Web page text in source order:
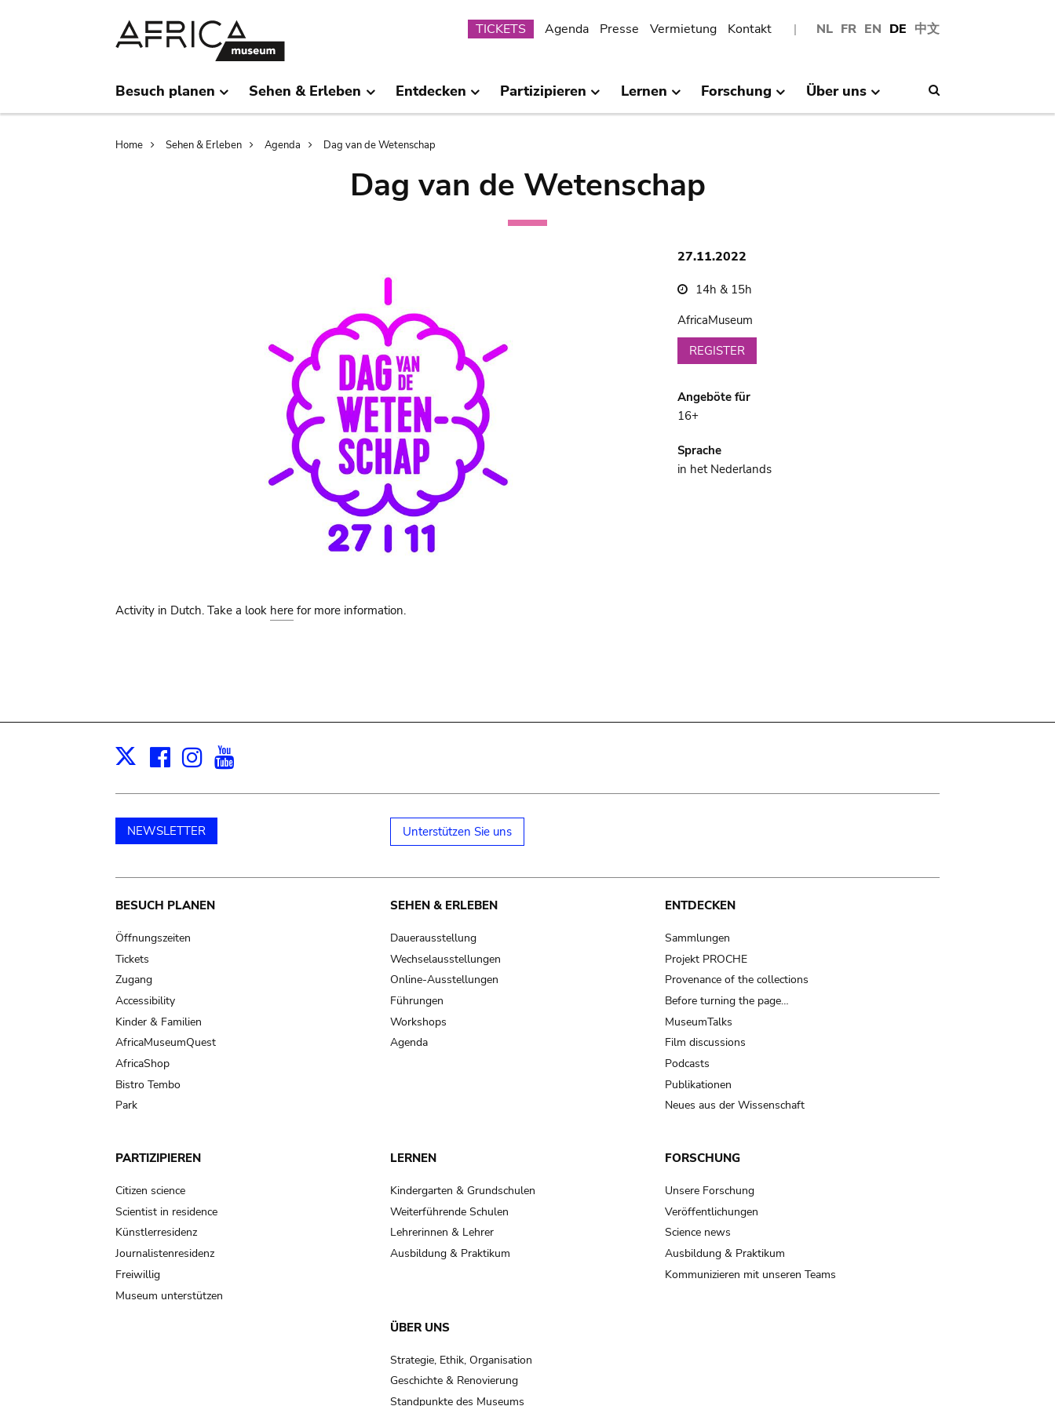
NL FR EN DE 中文
Submenu
TICKETS Agenda Presse Vermietung Kontakt
Besuch planen Sehen & Erleben Entdecken Partizipieren Lernen Forschung Über uns
Breadcrumb
Home Sehen & Erleben Agenda Dag van de Wetenschap
Dag van de Wetenschap
Activity in Dutch. Take a look here for more information.
27.11.2022
14h & 15h
AfricaMuseum
REGISTER
Angeböte für
16+
Sprache
in het Nederlands
X Facebook
Instagram
NEWSLETTER Unterstützen Sie uns
Main
navigation
BESUCH PLANEN
Öffnungszeiten
Tickets
Zugang
Accessibility
Kinder & Familien
AfricaMuseumQuest
AfricaShop
Bistro Tembo
Park
SEHEN & ERLEBEN
Dauerausstellung
Wechselausstellungen
Online-Ausstellungen
Führungen
Workshops
Agenda
ENTDECKEN
Sammlungen
Projekt PROCHE
Provenance of the collections
Before turning the page…
MuseumTalks
Film discussions
Podcasts
Publikationen
Neues aus der Wissenschaft
PARTIZIPIEREN
Citizen science
Scientist in residence
Künstlerresidenz
Journalistenresidenz
Freiwillig
Museum unterstützen
LERNEN
Kindergarten & Grundschulen
Weiterführende Schulen
Lehrerinnen & Lehrer
Ausbildung & Praktikum
FORSCHUNG
Unsere Forschung
Veröffentlichungen
Science news
Ausbildung & Praktikum
Kommunizieren mit unseren Teams
ÜBER UNS
Strategie, Ethik, Organisation
Geschichte & Renovierung
Standpunkte des Museums